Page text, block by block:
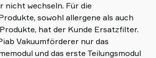
nicht wechseln. Für die
sowohl allergene als auch
hat der Kunde Ersatzfilter.
Vakuumförderer nur das
und das erste Teilungsmodul